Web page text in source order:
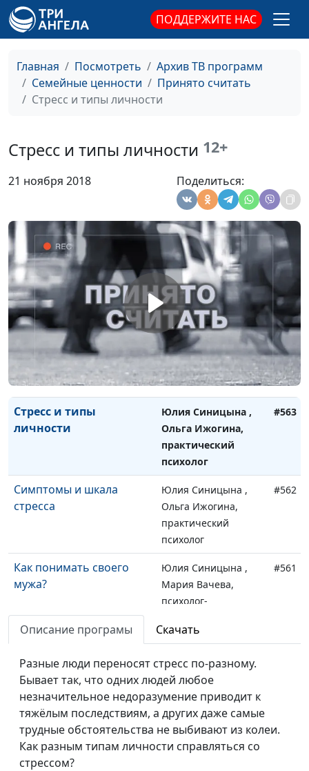
ПОДДЕРЖИТЕ НАС
Главная Посмотреть
Архив ТВ программ
Семейные ценности
Принято считать
Стресс и типы личности
Стресс и типы личности 12+
21 ноября 2018 Поделиться:
Стресс и цели
Юлия Синицына,
Ольга Ижогина,
психолог
#568
Духовность как метод
Юлия Синицына ,
психолог
Стрессовый бак (вторая
Юлия Синицына ,
Ольга Ижогина,
практический
психолог
Стрессовый бак (первая
часть)
Юлия Синицына ,
Ольга Ижогина,
практический
психолог
Разновидности стрессов
Юлия Синицына ,
Ольга Ижогина,
практический
психолог
#564
Стресс и типы
личности
Юлия Синицына ,
Ольга Ижогина,
практический
психолог
#563
Симптомы и шкала
стресса
Юлия Синицына ,
Ольга Ижогина,
практический
психолог
#562
Как понимать своего
мужа?
Юлия Синицына ,
Мария Вачева,
психолог-
#561
Нужно ли поддерживать
отношения с бывшими
супругами?
Юлия Синицына ,
Мария Вачева,
психолог-
консультант
#560
Нужно ли бороться за
любовь?
Юлия Синицына ,
психолог-
Описание програмы Скачать
Разные люди переносят стресс по-разному.
Бывает так, что одних людей любое
незначительное недоразумение приводит к
тяжёлым последствиям, а других даже самые
трудные обстоятельства не выбивают из колеи.
Как разным типам личности справляться со
стрессом?